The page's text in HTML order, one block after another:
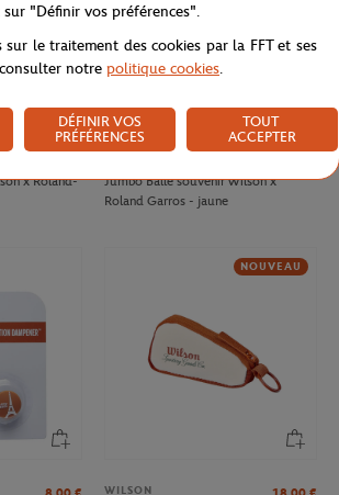
8,00 €
x Roland-
WILSON 32,00 €
Jumbo Balle souvenir Wilson x
Roland Garros - jaune
NOUVEAU
WILSON
"Définir vos préférences".
sur le traitement des cookies par la FFT et ses
notre politique cookies.
DÉFINIR VOS
PRÉFÉRENCES
TOUT
ACCEPTER